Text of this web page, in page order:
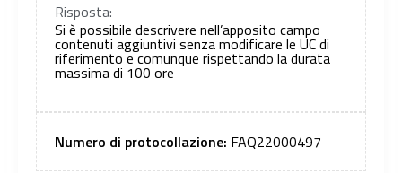
Risposta:
Si è possibile descrivere nell’apposito campo
contenuti aggiuntivi senza modificare le UC di
riferimento e comunque rispettando la durata
massima di 100 ore
Numero di protocollazione: FAQ22000497